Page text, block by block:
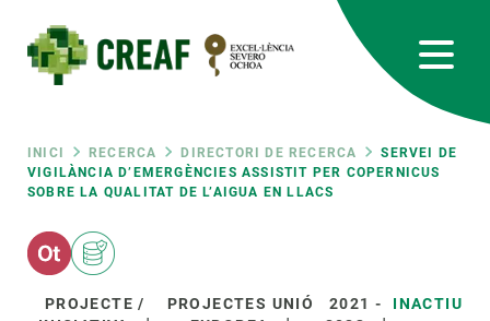
contingut
Fil
d'ariadna
INICI RECERCA DIRECTORI DE RECERCA
SERVEI DE
VIGILÀNCIA D’EMERGÈNCIES ASSISTIT PER COPERNICUS
SOBRE LA QUALITAT DE L’AIGUA EN LLACS
PROJECTE /
PROJECTES UNIÓ
2021 -
INACTIU
RRSS
Featured
responsive